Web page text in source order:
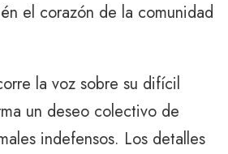
el corazón de la comunidad
la voz sobre su difícil
un deseo colectivo de
indefensos. Los detalles